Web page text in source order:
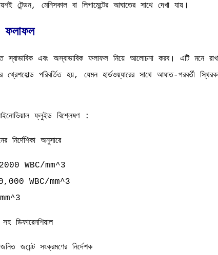
টেন্ডন, মেনিসকাল বা লিগামেন্টের আঘাতের সাথে দেখা যায়।
ফলাফল
স্বাভাবিক এবং অস্বাভাবিক ফলাফল নিয়ে আলোচনা করব। এটি মনে রাখা
পরিবর্তিত হয়, যেমন হার্ডওয়্যারের সাথে আঘাত-পরবর্তী
ফ্লুইড বিশ্লেষণ :
নির্দেশিকা অনুসারে
WBC/mm^3
WBC/mm^3
ডিফারেনশিয়াল
জয়েন্ট সংক্রমণের নির্দেশক